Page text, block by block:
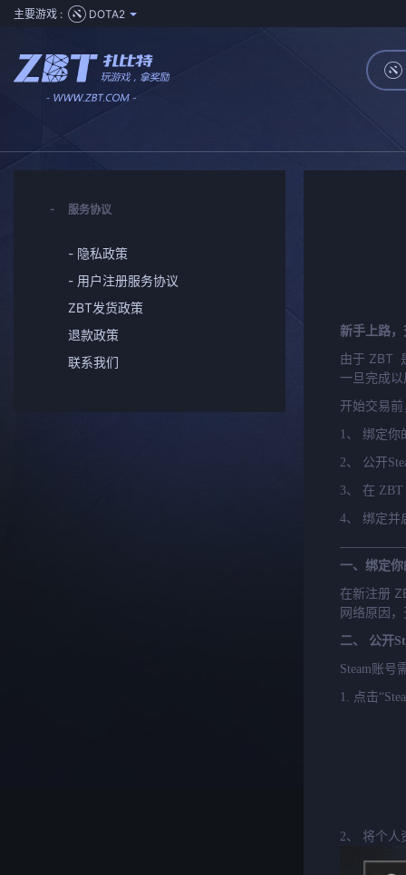
主要游戏 : DOTA2
服务协议
- 隐私政策
- 用户注册服务协议
ZBT发货政策
退款政策
联系我们
新手上路
由于 ZBT
一旦完成
开始交易
1、 绑定你
2、 公开
3、 在
4、 绑定并
一、绑定你
在新注册
网络原因
二、 公开
Steam账号
1. 点击
2、 将个人